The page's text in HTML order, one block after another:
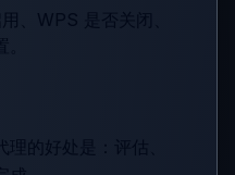
、WPS 是否关闭、
的好处是：评估、